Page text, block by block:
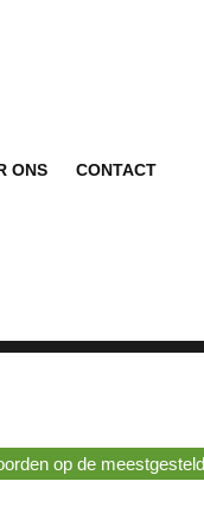
ONS CONTACT
op de